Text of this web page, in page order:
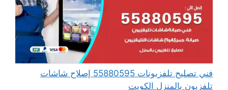
فني تصليح تلفزيونات 55880595 إصلاح شاشات
تلفزيون بالمنزل الكويت